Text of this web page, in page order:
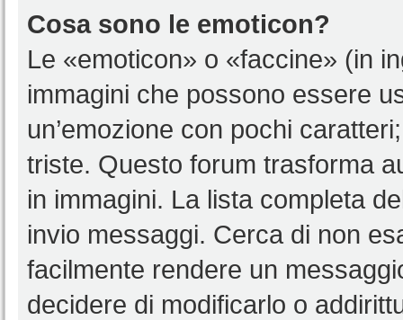
Cosa sono le emoticon?
Le «emoticon» o «faccine» (in
immagini che possono essere
un’emozione con pochi
triste. Questo forum trasforma
in immagini. La lista completa
invio messaggi. Cerca di non
facilmente rendere un
decidere di modificarlo o